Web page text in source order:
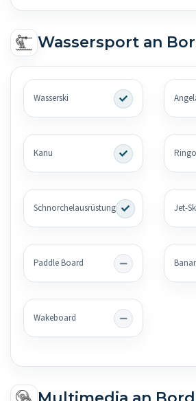
Wassersport an
Wasserski
Kanu Ringo
Schnorchelausrüstung Jet-
Paddle Board
Wakeboard